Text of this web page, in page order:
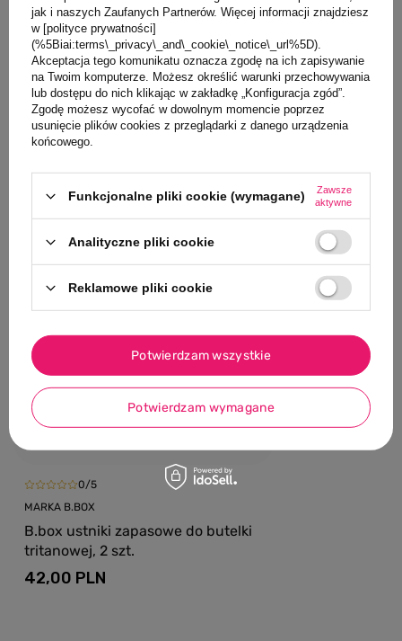
Opinie
Zadaj pytanie
Klienci, którzy oglądali ten produkt,
oglądali również
0/5
MARKA B.BOX
B.box ustniki zapasowe do butelki
tritanowej, 2 szt.
42,00 PLN
NASZ
MARKA B.BOX
B.box
ml/ 600 ml 2
42,00 PLN
jak i naszych Zaufanych Partnerów. Więcej informacji znajdziesz
w [polityce prywatności]
(%5Biai:terms\_privacy\_and\_cookie\_notice\_url%5D).
Akceptacja tego komunikatu oznacza zgodę na ich zapisywanie
na Twoim komputerze. Możesz określić warunki przechowywania
lub dostępu do nich klikając w zakładkę „Konfiguracja zgód”.
Zgodę możesz wycofać w dowolnym momencie poprzez
usunięcie plików cookies z przeglądarki z danego urządzenia
końcowego.
Funkcjonalne pliki cookie (wymagane)
Zawsze
aktywne
Analityczne pliki cookie
Reklamowe pliki cookie
Potwierdzam wymagane
Potwierdzam wszystkie